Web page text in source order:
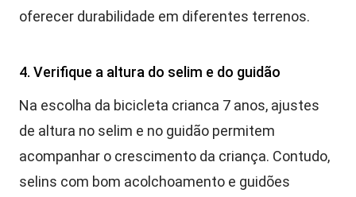
oferecer durabilidade em diferentes terrenos.
4. Verifique a altura do selim e do guidão
Na escolha da bicicleta crianca 7 anos, ajustes
de altura no selim e no guidão permitem
acompanhar o crescimento da criança. Contudo,
selins com bom acolchoamento e guidões